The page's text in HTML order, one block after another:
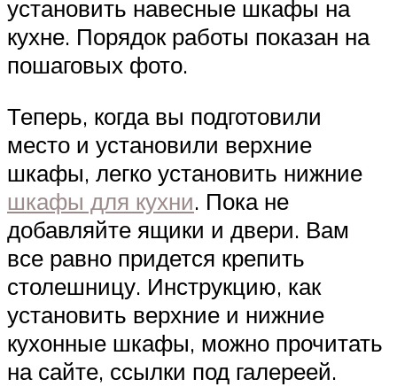
установить навесные шкафы на
кухне. Порядок работы показан на
пошаговых фото.
Теперь, когда вы подготовили
место и установили верхние
шкафы, легко установить нижние
шкафы для кухни. Пока не
добавляйте ящики и двери. Вам
все равно придется крепить
столешницу. Инструкцию, как
установить верхние и нижние
кухонные шкафы, можно прочитать
на сайте, ссылки под галереей.